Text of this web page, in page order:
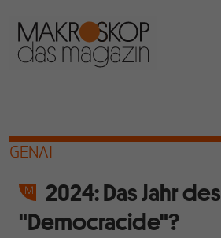
GENAI
2024: Das Jahr des
"Democracide"?